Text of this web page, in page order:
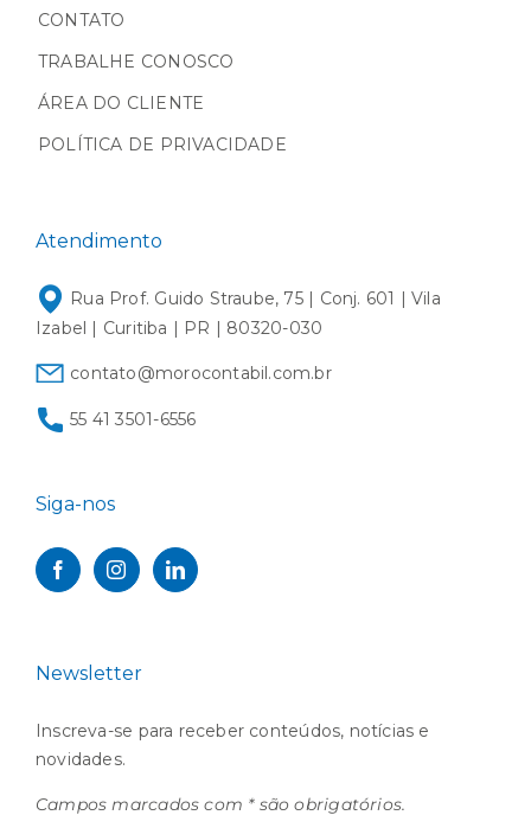
CONTATO
TRABALHE CONOSCO
ÁREA DO CLIENTE
POLÍTICA DE PRIVACIDADE
Atendimento
Rua Prof. Guido Straube, 75 | Conj. 601 | Vila
Izabel | Curitiba | PR | 80320-030
contato@morocontabil.com.br
55 41 3501-6556
Siga-nos
Newsletter
Inscreva-se para receber conteúdos, notícias e
novidades.
Campos marcados com * são obrigatórios.